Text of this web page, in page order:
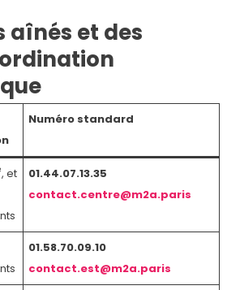
aînés et des
Numéro standard
, et
01.44.07.13.35
contact.centre@m2a.paris
01.58.70.09.10
contact.est@m2a.paris